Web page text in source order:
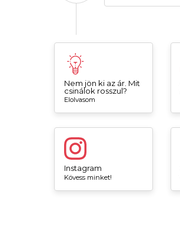
Nem jön ki az ár. Mit
csinálok rosszul?
Elolvasom
Instagram
Kövess minket!